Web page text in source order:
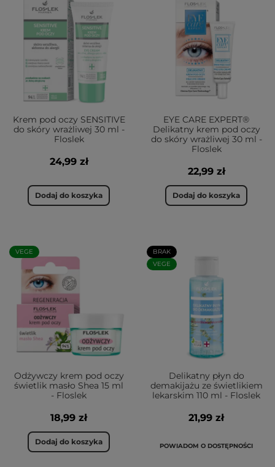
Krem pod oczy SENSITIVE
do skóry wrażliwej 30 ml -
Floslek
24,99 zł
Dodaj do koszyka
EYE CARE EXPERT®
Delikatny krem pod oczy
do skóry wrażliwej 30 ml -
Floslek
22,99 zł
Dodaj do koszyka
VEGE
Odżywczy krem pod oczy
świetlik masło Shea 15 ml
- Floslek
18,99 zł
Dodaj do koszyka
BRAK
VEGE
Delikatny płyn do
demakijażu ze świetlikiem
lekarskim 110 ml - Floslek
21,99 zł
POWIADOM O DOSTĘPNOŚCI